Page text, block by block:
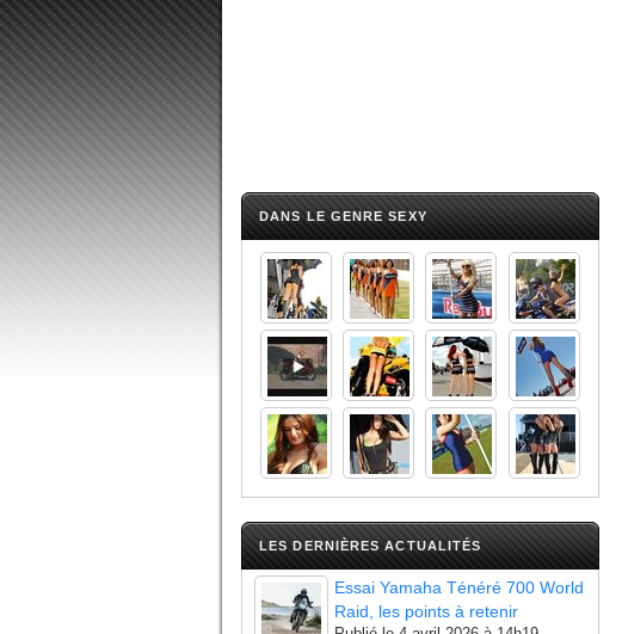
DANS LE GENRE SEXY
LES DERNIÈRES ACTUALITÉS
Essai Yamaha Ténéré 700 World
Raid, les points à retenir